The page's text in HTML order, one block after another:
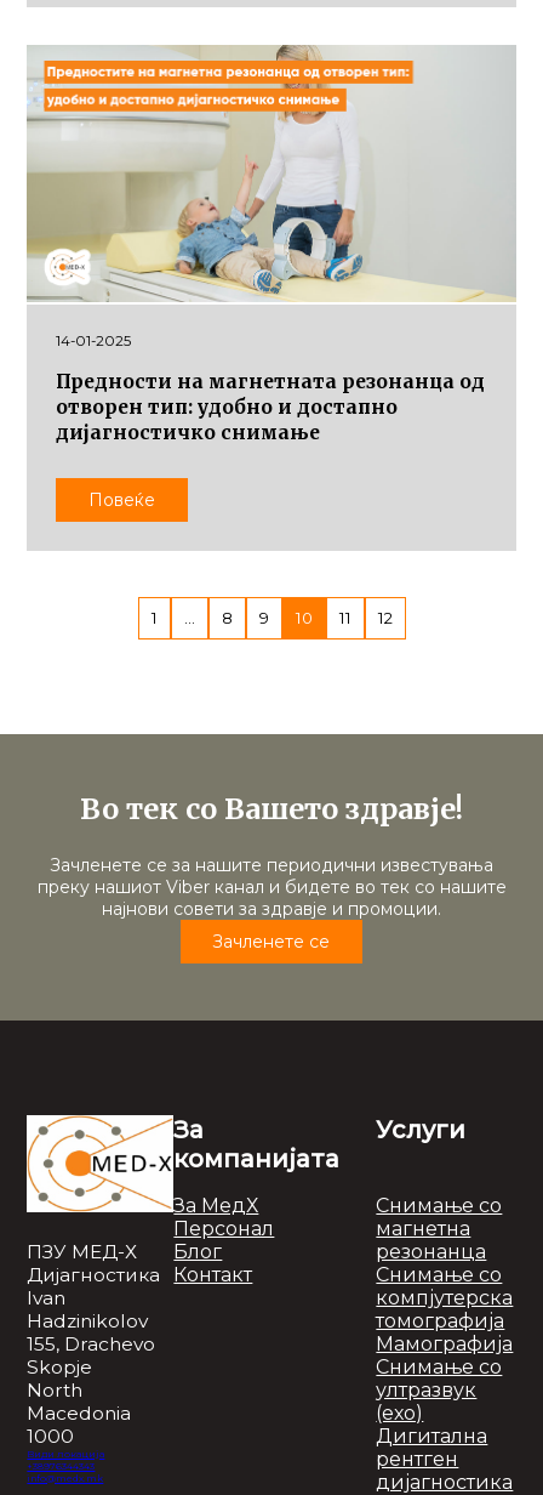
14-01-2025
Предности на магнетната резонанца од
отворен тип: удобно и достапно
дијагностичко снимање
Повеќе
1 … 8 9 10 11 12
Во тек со Вашето здравје!
Зачленете се за нашите периодични известувања
преку нашиот Viber канал и бидете во тек со нашите
најнови совети за здравје и промоции.
Зачленете се
ПЗУ МЕД-Х
Дијагностика
Ivan
Hadzinikolov
155, Drachevo
Skopje
North
Macedonia
1000
Види локација
+38976344343
info@medx.mk
За
компанијата
За МедХ
Персонал
Блог
Контакт
Услуги
Снимање со
магнетна
резонанца
Снимање со
компјутерска
томографија
Мамографија
Снимање со
ултразвук
(ехо)
Дигитална
рентген
дијагностика